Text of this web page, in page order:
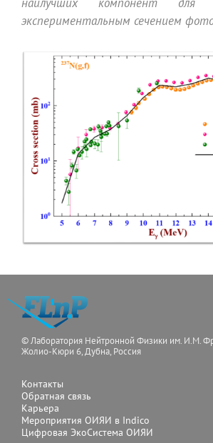
экспериментальным сечением
© Лаборатория Нейтронной Физики им. И.М.
Жолио-Кюри 6, Дубна, Россия
Контакты
Обратная связь
Карьера
Мероприятия ОИЯИ в Indico
Цифровая ЭкоСистема ОИЯИ